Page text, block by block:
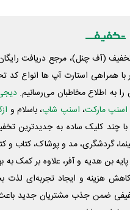
کنید تا اعتبار هدیه را
(آف چنل)، مرجع دریافت
همراهی استارت آپ ها انواع کد
را به اطلاع مخاطبان می‌رسانیم.
اسنپ مارکت، اسنپ شاپ، باسلام و
چند کلیک ساده به جدیدترین
گردشگری، مد و پوشاک، کتاب و
پایه بن هدیه و آفر، علاوه بر کمک
هزینه و ایجاد تجربه‌ای
ضمن جذب مشتریان جدید